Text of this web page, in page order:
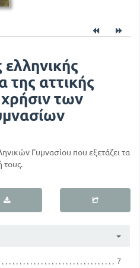
ελληνικής
της αττικής
των
Γυμνασίου που εξετάζει τα
τους.
7